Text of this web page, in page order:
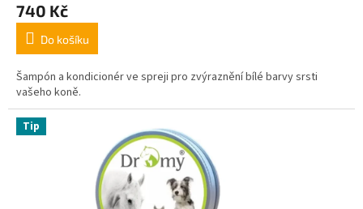
740 Kč
Do košíku
Šampón a kondicionér ve spreji pro zvýraznění bílé barvy srsti
vašeho koně.
Tip